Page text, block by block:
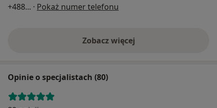
+488... · Pokaż numer telefonu
Zobacz więcej
Opinie o specjalistach (80)